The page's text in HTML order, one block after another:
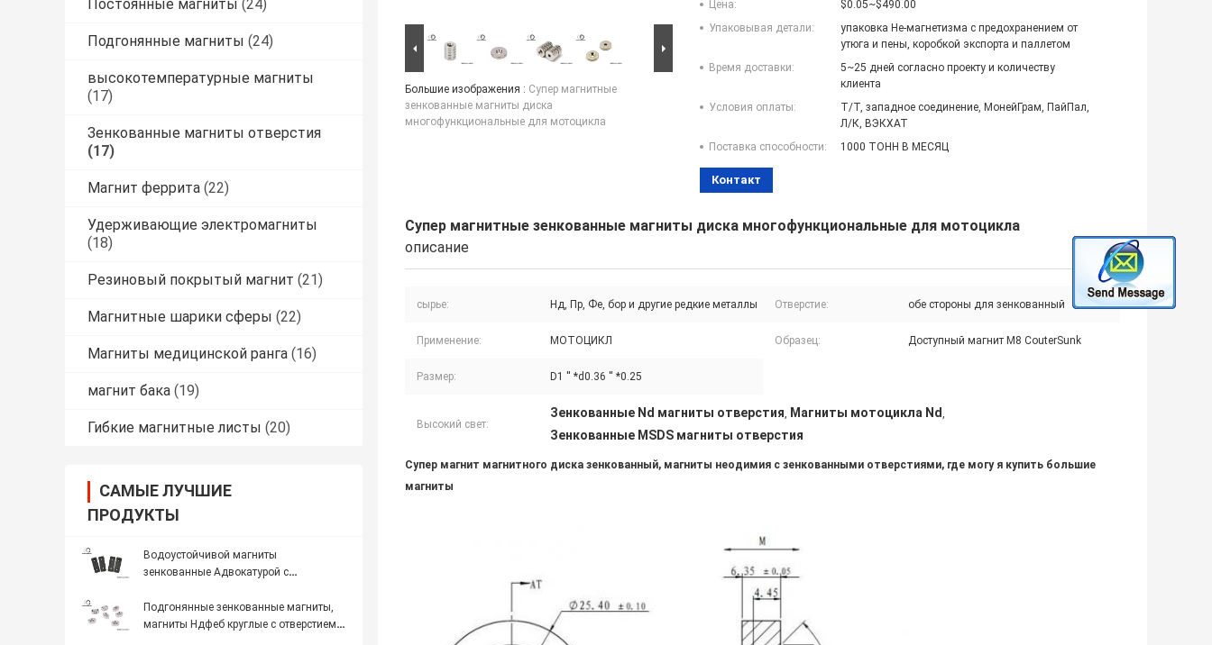
Постоянные магниты (24)
Подгонянные магниты (24)
высокотемпературные магниты
(17)
Зенкованные магниты отверстия
(17)
Магнит феррита (22)
Удерживающие электромагниты
(18)
Резиновый покрытый магнит (21)
Магнитные шарики сферы (22)
Магниты медицинской ранга (16)
магнит бака (19)
Гибкие магнитные листы (20)
САМЫЕ ЛУЧШИЕ
ПРОДУКТЫ
Водоустойчивой магниты
зенкованные Адвокатурой с
влажности
Подгонянные зенкованные магниты,
магниты Ндфеб круглые с отверстием в
Большие изображения : Супер магнитные
зенкованные магниты диска
многофункциональные для мотоцикла
Цена:
$0.05~$490.00
Упаковывая детали:
упаковка Не-магнетизма с предохранением от
утюга и пены, коробкой экспорта и паллетом
Время доставки:
5~25 дней согласно проекту и количеству
клиента
Условия оплаты:
Т/Т, западное соединение, МонейГрам, ПайПал,
Л/К, ВЭКХАТ
Поставка способности:
1000 ТОНН В МЕСЯЦ
Контакт
Супер магнитные зенкованные магниты диска многофункциональные для мотоцикла
описание
сырье: Нд, Пр, Фе, бор и другие редкие металлы Отверстие: обе стороны для зенкованный
Применение: МОТОЦИКЛ Образец: Доступный магнит M8 CouterSunk
Размер: D1 '' *d0.36 '' *0.25
Высокий свет:
Зенкованные Nd магниты отверстия, Магниты мотоцикла Nd,
Зенкованные MSDS магниты отверстия
Супер магнит магнитного диска зенкованный, магниты неодимия с зенкованными отверстиями, где могу я купить большие
магниты